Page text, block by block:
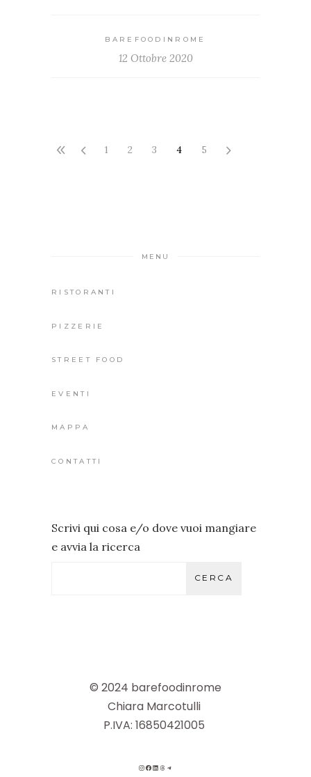
BAREFOODINROME
12 Ottobre 2020
1 2 3 4 5
MENU
RISTORANTI
PIZZERIE
STREET FOOD
EVENTI
MAPPA
CONTATTI
Scrivi qui cosa e/o dove vuoi mangiare
e avvia la ricerca
CERCA
© 2024 barefoodinrome
Chiara Marcotulli
P.IVA: 16850421005
INSTAGRAM
FACEBOOK
LINKEDIN
THREADS
TELEGRAM